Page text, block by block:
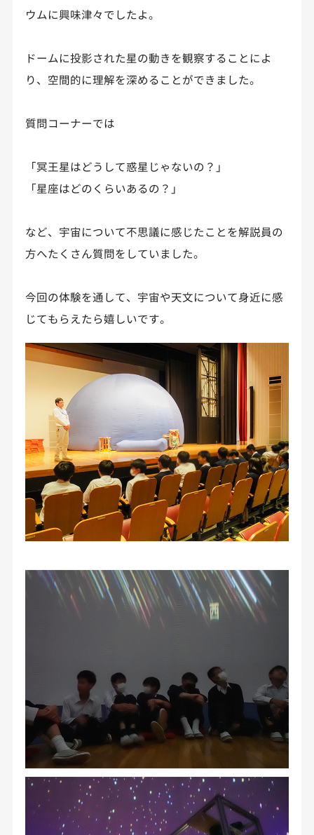
ウムに興味津々でしたよ。
ドームに投影された星の動きを観察することによ
り、空間的に理解を深めることができました。
質問コーナーでは
「冥王星はどうして惑星じゃないの？」
「星座はどのくらいあるの？」
など、宇宙について不思議に感じたことを解説員の
方へたくさん質問をしていました。
今回の体験を通して、宇宙や天文について身近に感
じてもらえたら嬉しいです。